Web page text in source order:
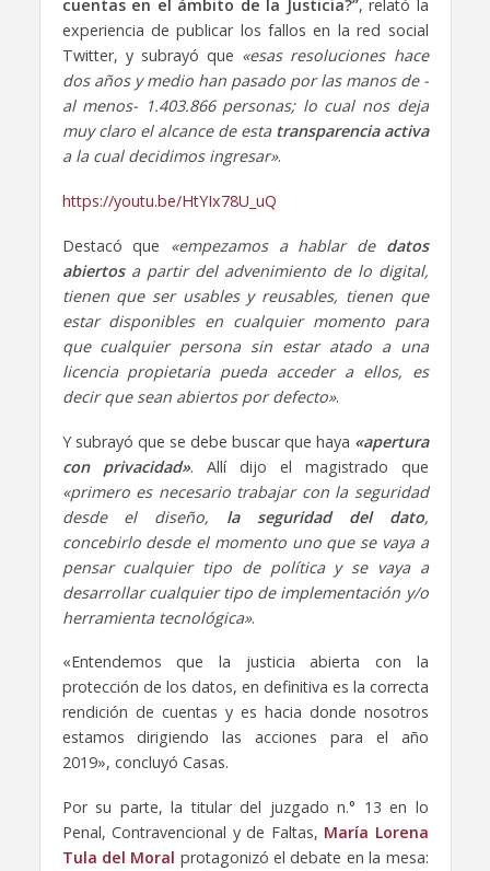
cuentas en el ámbito de la Justicia?”, relató la
experiencia de publicar los fallos en la red social
Twitter, y subrayó que «esas resoluciones hace
dos años y medio han pasado por las manos de -
al menos- 1.403.866 personas; lo cual nos deja
muy claro el alcance de esta transparencia activa
a la cual decidimos ingresar».
https://youtu.be/HtYIx78U_uQ
Destacó que «empezamos a hablar de datos
abiertosa partir del advenimiento de lo digital,
tienen que ser usables y reusables, tienen que
estar disponibles en cualquier momento para
que cualquier persona sin estar atado a una
licencia propietaria pueda acceder a ellos, es
decir que sean abiertos por defecto».
Y subrayó que se debe buscar que haya «apertura
con privacidad». Allí dijo el magistrado que
«primero es necesario trabajar con la seguridad
desde el diseño, la seguridad del dato,
concebirlo desde el momento uno que se vaya a
pensar cualquier tipo de política y se vaya a
desarrollar cualquier tipo de implementación y/o
herramienta tecnológica».
«Entendemos que la justicia abierta con la
protección de los datos, en definitiva es la correcta
rendición de cuentas y es hacia donde nosotros
estamos dirigiendo las acciones para el año
2019», concluyó Casas.
Por su parte, la titular del juzgado n.° 13 en lo
Penal, Contravencional y de Faltas, María Lorena
Tula del Moral protagonizó el debate en la mesa: